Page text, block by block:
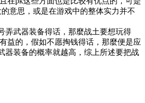
意思，或是在游戏中的整体实力并不
弄武器装备得话，那麼战土要想玩得
益的，假如不愿掏钱得话，那麼便是应
器装备的概率就越高，综上所述要把战